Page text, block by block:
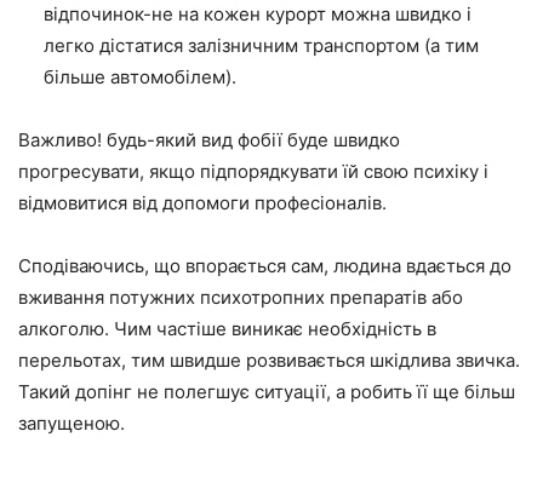
відпочинок-не на кожен курорт можна швидко і
легко дістатися залізничним транспортом (а тим
більше автомобілем).
Важливо! будь-який вид фобії буде швидко
прогресувати, якщо підпорядкувати їй свою психіку і
відмовитися від допомоги професіоналів.
Сподіваючись, що впорається сам, людина вдається до
вживання потужних психотропних препаратів або
алкоголю. Чим частіше виникає необхідність в
перельотах, тим швидше розвивається шкідлива звичка.
Такий допінг не полегшує ситуації, а робить її ще більш
запущеною.